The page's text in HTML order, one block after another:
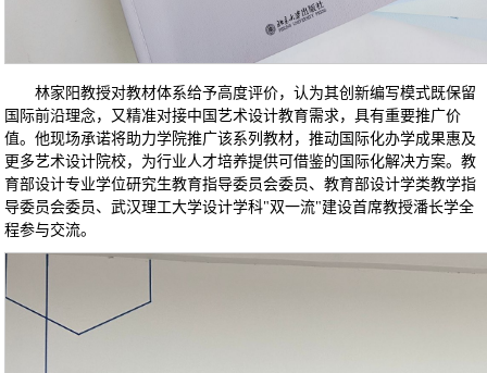
林家阳教授对教材体系给予高度评价，认为其创新编写模式既保留
国际前沿理念，又精准对接中国艺术设计教育需求，具有重要推广价
值。他现场承诺将助力学院推广该系列教材，推动国际化办学成果惠及
更多艺术设计院校，为行业人才培养提供可借鉴的国际化解决方案。教
育部设计专业学位研究生教育指导委员会委员、教育部设计学类教学指
导委员会委员、武汉理工大学设计学科"双一流"建设首席教授潘长学全
程参与交流。